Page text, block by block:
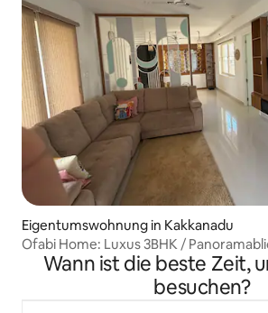
Eigentumswohnung in Kakkanadu
Ofabi Home: Luxus 3BHK /
Infopark
Wann ist die beste Zeit,
besuchen?